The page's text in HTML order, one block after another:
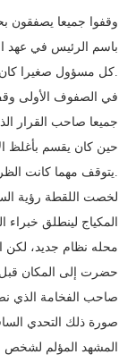
وقفوا جميعا يصفقون
باسم الرئيس في عهد
كل مسؤول صغيرا كان أو كبيرا.
في الصفوف الأولى
جميعا صاحب القرار
حين كان يقسم بأغلظ
يتوقف مهما كانت الظروف.
لخصت اللقطة رؤية
المكياج لينطلق
محله نظام جديد، لكن
حضرت إلى المكان
صاحب الفخامة الذي
صورة ذلك التحدي
المشهد المؤلم